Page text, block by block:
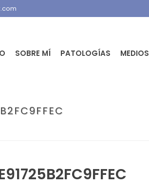
SOBRE MÍ PATOLOGÍAS MEDIOS